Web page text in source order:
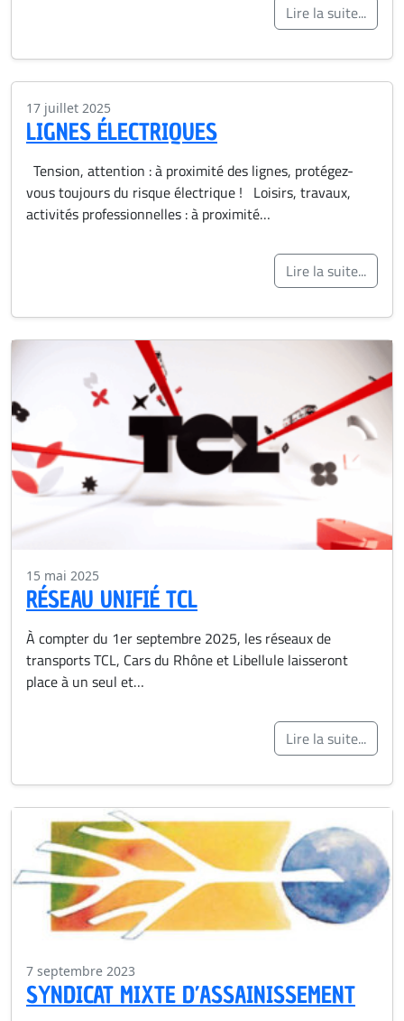
Lire la suite...
17 juillet 2025
LIGNES ÉLECTRIQUES
Tension, attention : à proximité des lignes, protégez-
vous toujours du risque électrique ! Loisirs, travaux,
activités professionnelles : à proximité…
Lire la suite...
15 mai 2025
RÉSEAU UNIFIÉ TCL
À compter du 1er septembre 2025, les réseaux de
transports TCL, Cars du Rhône et Libellule laisseront
place à un seul et…
Lire la suite...
7 septembre 2023
SYNDICAT MIXTE D’ASSAINISSEMENT